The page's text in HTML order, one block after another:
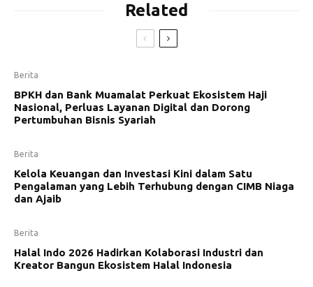
Related
Berita
BPKH dan Bank Muamalat Perkuat Ekosistem Haji
Nasional, Perluas Layanan Digital dan Dorong
Pertumbuhan Bisnis Syariah
Berita
Kelola Keuangan dan Investasi Kini dalam Satu
Pengalaman yang Lebih Terhubung dengan CIMB Niaga
dan Ajaib
Berita
Halal Indo 2026 Hadirkan Kolaborasi Industri dan
Kreator Bangun Ekosistem Halal Indonesia